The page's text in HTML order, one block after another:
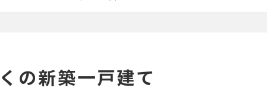
の新築一戸建て